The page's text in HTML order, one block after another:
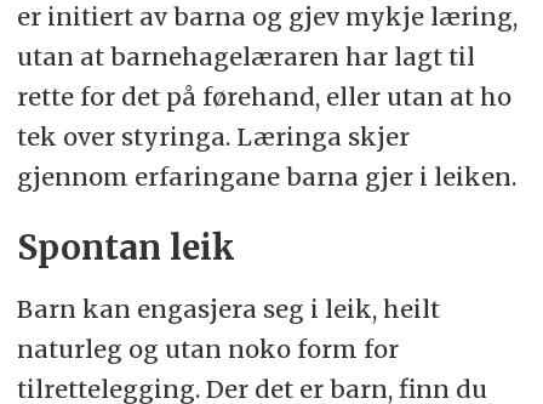
er initiert av barna og gjev mykje læring,
utan at barnehagelæraren har lagt til
rette for det på førehand, eller utan at ho
tek over styringa. Læringa skjer
gjennom erfaringane barna gjer i leiken.
Spontan leik
Barn kan engasjera seg i leik, heilt
naturleg og utan noko form for
tilrettelegging. Der det er barn, finn du